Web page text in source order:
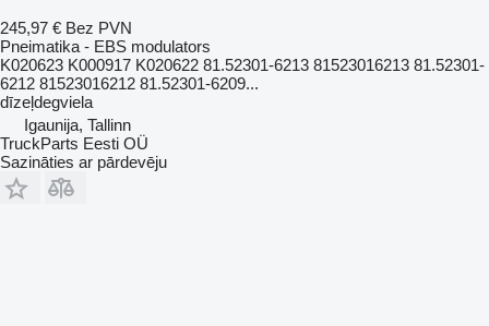
245,97 € Bez PVN
Pneimatika - EBS modulators
K020623 K000917 K020622 81.52301-6213 81523016213 81.52301-
6212 81523016212 81.52301-6209...
dīzeļdegviela
Igaunija, Tallinn
TruckParts Eesti OÜ
Sazināties ar pārdevēju